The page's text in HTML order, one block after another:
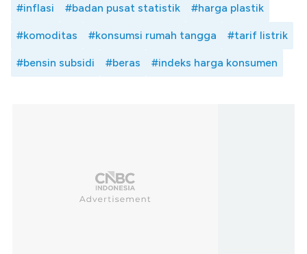
#inflasi #badan pusat statistik #harga plastik
#komoditas #konsumsi rumah tangga #tarif listrik
#bensin subsidi #beras #indeks harga konsumen